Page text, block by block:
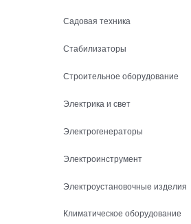
Садовая техника
Стабилизаторы
Строительное оборудование
Электрика и свет
Электрогенераторы
Электроинструмент
Электроустановочные изделия
Климатическое оборудование